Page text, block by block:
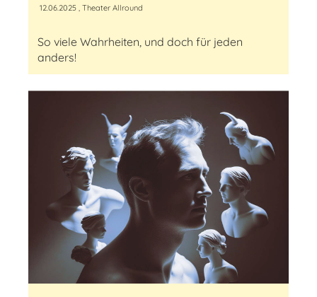
12.06.2025 , Theater Allround
So viele Wahrheiten, und doch für jeden
anders!